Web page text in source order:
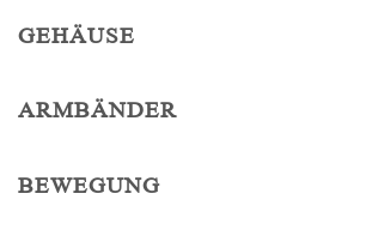
GEHÄUSE
ARMBÄNDER
BEWEGUNG